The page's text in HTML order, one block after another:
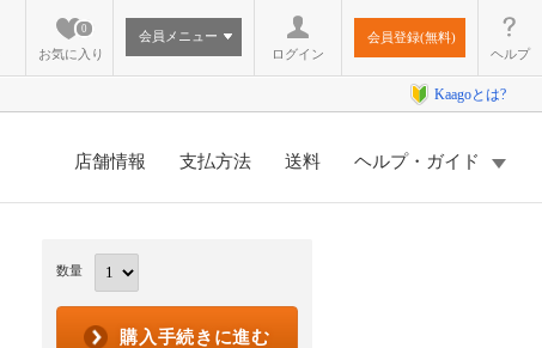
お気に入り
0
会員メニュー
ログイン
会員登録(無料)
ヘルプ
Kaagoとは?
店舗情報 支払方法 送料 ヘルプ・ガイド
数量
購入手続きに進む